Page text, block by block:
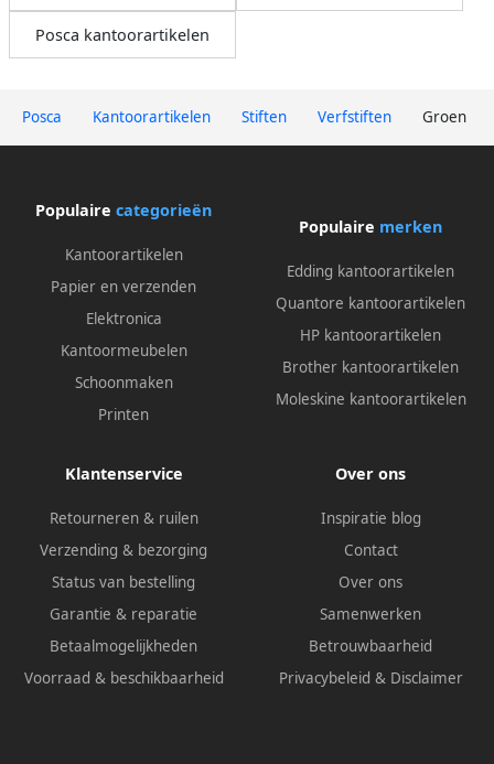
Posca Kantoorartikelen Stiften Verfstiften Groen
Posca kantoorartikelen
Populaire categorieën
Kantoorartikelen
Papier en verzenden
Elektronica
Kantoormeubelen
Schoonmaken
Printen
Populaire merken
Edding kantoorartikelen
Quantore kantoorartikelen
HP kantoorartikelen
Brother kantoorartikelen
Moleskine kantoorartikelen
Klantenservice
Retourneren & ruilen
Verzending & bezorging
Status van bestelling
Garantie & reparatie
Betaalmogelijkheden
Voorraad & beschikbaarheid
Over ons
Inspiratie blog
Contact
Over ons
Samenwerken
Betrouwbaarheid
Privacybeleid & Disclaimer